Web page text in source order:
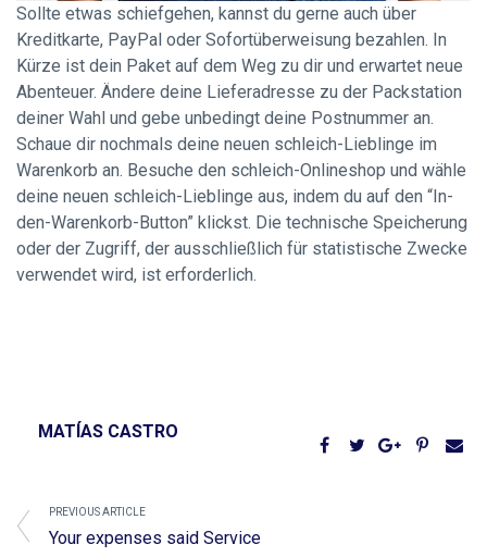
Sollte etwas schiefgehen, kannst du gerne auch über
Kreditkarte, PayPal oder Sofortüberweisung bezahlen. In
Kürze ist dein Paket auf dem Weg zu dir und erwartet neue
Abenteuer. Ändere deine Lieferadresse zu der Packstation
deiner Wahl und gebe unbedingt deine Postnummer an.
Schaue dir nochmals deine neuen schleich-Lieblinge im
Warenkorb an. Besuche den schleich-Onlineshop und wähle
deine neuen schleich-Lieblinge aus, indem du auf den “In-
den-Warenkorb-Button” klickst. Die technische Speicherung
oder der Zugriff, der ausschließlich für statistische Zwecke
verwendet wird, ist erforderlich.
MATÍAS CASTRO
PREVIOUS ARTICLE
Your expenses said Service